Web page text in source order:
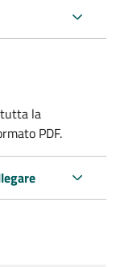
la
PDF.